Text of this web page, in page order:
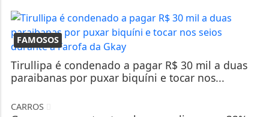
FAMOSOS
Tirullipa é condenado a pagar R$ 30 mil a duas
paraibanas por puxar biquíni e tocar nos...
CARROS